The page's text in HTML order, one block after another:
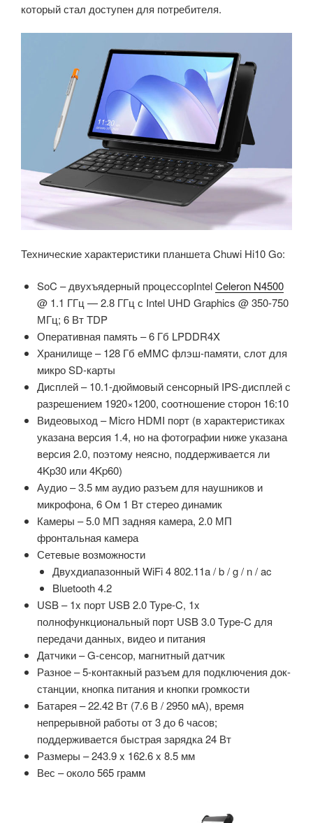
который стал доступен для потребителя.
Технические характеристики планшета Chuwi Hi10 Go:
SoC – двухъядерный процессорIntelCeleron N4500
@ 1.1 ГГц — 2.8 ГГц с Intel UHD Graphics @ 350-750
МГц; 6 Вт TDP
Оперативная память – 6 Гб LPDDR4X
Хранилище – 128 Гб eMMC флэш-памяти, слот для
микро SD-карты
Дисплей – 10.1-дюймовый сенсорный IPS-дисплей с
разрешением 1920×1200, соотношение сторон 16:10
Видеовыход – Micro HDMI порт (в характеристиках
указана версия 1.4, но на фотографии ниже указана
версия 2.0, поэтому неясно, поддерживается ли
4Kp30 или 4Kp60)
Аудио – 3.5 мм аудио разъем для наушников и
микрофона, 6 Ом 1 Вт стерео динамик
Камеры – 5.0 МП задняя камера, 2.0 МП
фронтальная камера
Сетевые возможности
Двухдиапазонный WiFi 4 802.11a / b / g / n / ac
Bluetooth 4.2
USB – 1x порт USB 2.0 Type-C, 1x
полнофункциональный порт USB 3.0 Type-C для
передачи данных, видео и питания
Датчики – G-сенсор, магнитный датчик
Разное – 5-контакный разъем для подключения док-
станции, кнопка питания и кнопки громкости
Батарея – 22.42 Вт (7.6 В / 2950 мА), время
непрерывной работы от 3 до 6 часов;
поддерживается быстрая зарядка 24 Вт
Размеры – 243.9 x 162.6 x 8.5 мм
Вес – около 565 грамм